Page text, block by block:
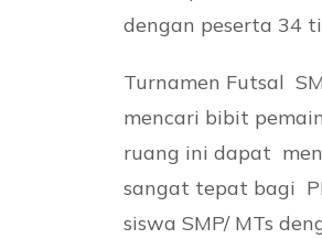
dengan peserta 34
Turnamen Futsal
mencari bibit
ruang ini dapat
sangat tepat bagi
siswa SMP/ MTs